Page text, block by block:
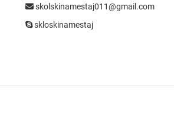
skolskinamestaj011@gmail.com
skloskinamestaj